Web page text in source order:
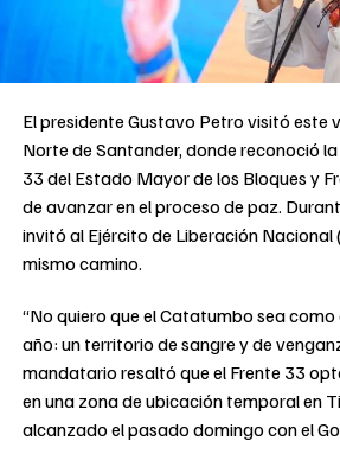
El presidente Gustavo Petro visitó este
Norte de Santander, donde reconoció
33 del Estado Mayor de los Bloques y
de avanzar en el proceso de paz.
invitó al Ejército de Liberación Nacional
mismo camino.
“No quiero que el Catatumbo sea
año: un territorio de sangre y de
mandatario resaltó que el Frente 33
en una zona de ubicación temporal en
alcanzado el pasado domingo con el